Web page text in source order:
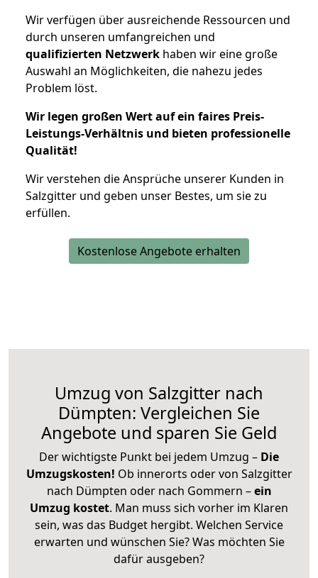
Wir verfügen über ausreichende Ressourcen und
durch unseren umfangreichen und
qualifizierten Netzwerk haben wir eine große
Auswahl an Möglichkeiten, die nahezu jedes
Problem löst.
Wir legen großen Wert auf ein faires Preis-
Leistungs-Verhältnis und bieten professionelle
Qualität!
Wir verstehen die Ansprüche unserer Kunden in
Salzgitter und geben unser Bestes, um sie zu
erfüllen.
Kostenlose Angebote erhalten
Umzug von Salzgitter nach
Dümpten: Vergleichen Sie
Angebote und sparen Sie Geld
Der wichtigste Punkt bei jedem Umzug – Die
Umzugskosten! Ob innerorts oder von Salzgitter
nach Dümpten oder nach Gommern –ein
Umzug kostet. Man muss sich vorher im Klaren
sein, was das Budget hergibt. Welchen Service
erwarten und wünschen Sie? Was möchten Sie
dafür ausgeben?